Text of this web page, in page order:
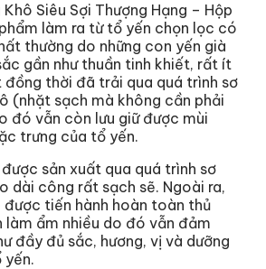
Siêu Sợi Thượng Hạng – Hộp
làm ra từ tổ yến chọn lọc có
thường do những con yến già
gần như thuần tinh khiết, rất ít
đồng thời đã trải qua quá trình sơ
(nhặt sạch mà không cần phải
đó vẫn còn lưu giữ được mùi
trưng của tổ yến.
sản xuất qua quá trình sơ
dài công rất sạch sẽ. Ngoài ra,
được tiến hành hoàn toàn thủ
làm ẩm nhiều do đó vẫn đảm
đầy đủ sắc, hương, vị và dưỡng